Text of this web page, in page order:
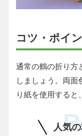
コツ・ポイ
通常の鶴の折り方
しましょう。両面
り紙を使用すると
人気